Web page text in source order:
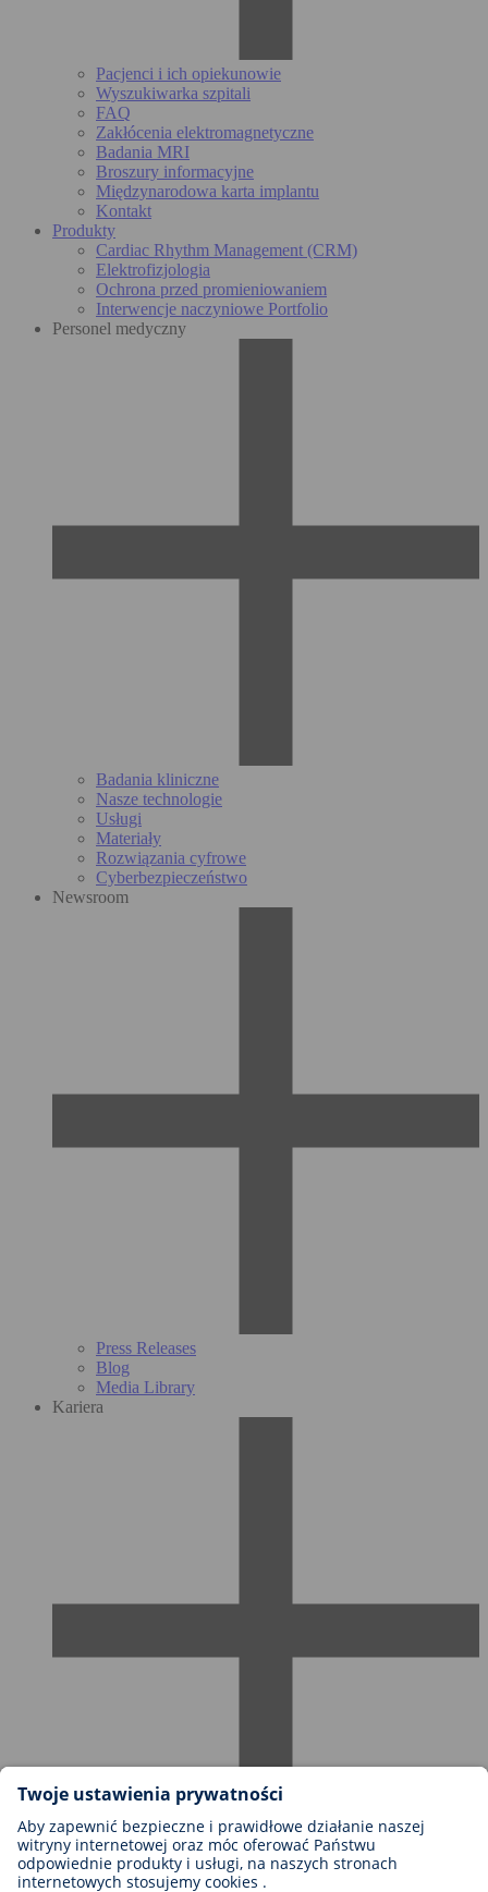
Pacjenci i ich opiekunowie
Wyszukiwarka szpitali
FAQ
Zakłócenia elektromagnetyczne
Badania MRI
Broszury informacyjne
Międzynarodowa karta implantu
Kontakt
Produkty
Cardiac Rhythm Management (CRM)
Elektrofizjologia
Ochrona przed promieniowaniem
Interwencje naczyniowe Portfolio
Personel medyczny
Badania kliniczne
Nasze technologie
Usługi
Materiały
Rozwiązania cyfrowe
Cyberbezpieczeństwo
Newsroom
Press Releases
Blog
Media Library
Kariera
Możliwości kariery w firmie BIOTRONIK
Szczeble kariery